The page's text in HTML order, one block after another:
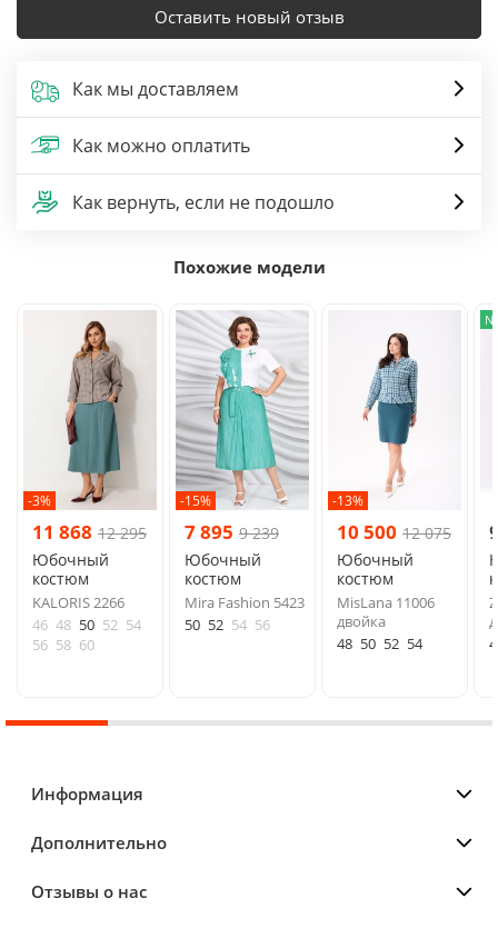
Оставить новый отзыв
Как мы доставляем
Как можно оплатить
Как вернуть, если не подошло
Похожие модели
-3%
11 868 12 295
Юбочный
костюм
KALORIS 2266
46 48 50 52 54
56 58 60
-15%
7 895 9 239
Юбочный
костюм
Mira Fashion 5423
50 52 54 56
-13%
10 500 12 075
Юбочный
костюм
MisLana 11006
двойка
48 50 52 54
Информация
Дополнительно
Отзывы о нас